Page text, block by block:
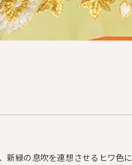
新緑の息吹を連想させるヒワ色に